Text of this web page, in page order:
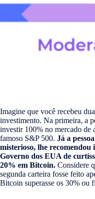
Imagine que você recebeu
investimento. Na primeira, a
investir 100% no mercado de
famoso S&P 500. Já a
misterioso, lhe
Governo dos EUA de
20% em Bitcoin. Considere
segunda carteira fosse feito
Bitcoin superasse os 30% ou